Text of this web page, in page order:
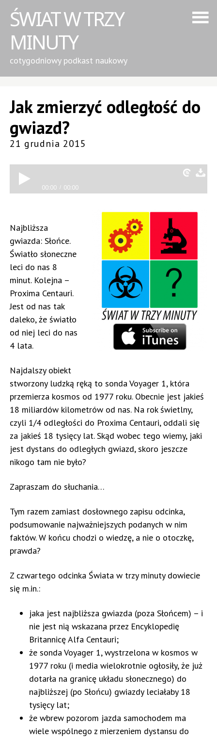
ŚWIAT W TRZY
MINUTY
cotygodniowy podkast naukowy
Jak zmierzyć odległość do
gwiazd?
21 grudnia 2015
00:00 00:00
Najbliższa
gwiazda: Słońce.
Światło słoneczne
leci do nas 8
minut. Kolejna –
Proxima Centauri.
Jest od nas tak
daleko, że światło
od niej leci do nas
4 lata.
Najdalszy obiekt
stworzony ludzką ręką to sonda Voyager 1, która
przemierza kosmos od 1977 roku. Obecnie jest jakieś
18 miliardów kilometrów od nas. Na rok świetlny,
czyli 1/4 odległości do Proxima Centauri, oddali się
za jakieś 18 tysięcy lat. Skąd wobec tego wiemy, jaki
jest dystans do odległych gwiazd, skoro jeszcze
nikogo tam nie było?
Zapraszam do słuchania…
Tym razem zamiast dosłownego zapisu odcinka,
podsumowanie najważniejszych podanych w nim
faktów. W końcu chodzi o wiedzę, a nie o otoczkę,
prawda?
Z czwartego odcinka Świata w trzy minuty dowiecie
się m.in.:
jaka jest najbliższa gwiazda (poza Słońcem) – i
nie jest nią wskazana przez Encyklopedię
Britannicę Alfa Centauri;
że sonda Voyager 1, wystrzelona w kosmos w
1977 roku (i media wielokrotnie ogłosiły, że już
dotarła na granicę układu słonecznego) do
najbliższej (po Słońcu) gwiazdy leciałaby 18
tysięcy lat;
że wbrew pozorom jazda samochodem ma
wiele wspólnego z mierzeniem dystansu do